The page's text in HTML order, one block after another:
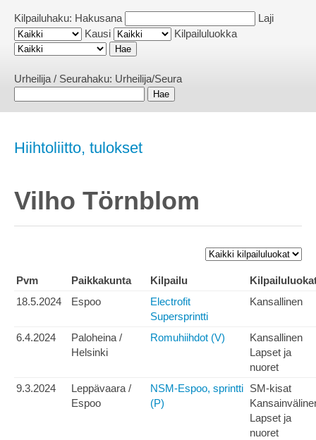
Kilpailuhaku: Hakusana
Laji
Kausi
Kilpailuluokka
Urheilija / Seurahaku: Urheilija/Seura
Hiihtoliitto, tulokset
Vilho Törnblom
Pvm Paikkakunta Kilpailu
18.5.2024
Espoo
Electrofit
Supersprintti
Kansallinen
6.4.2024
Paloheina /
Helsinki
Romuhiihdot (V)
Kansallinen
Lapset ja
nuoret
9.3.2024
Leppävaara /
Espoo
NSM-Espoo, sprintti
(P)
SM-kisat
Lapset ja
nuoret